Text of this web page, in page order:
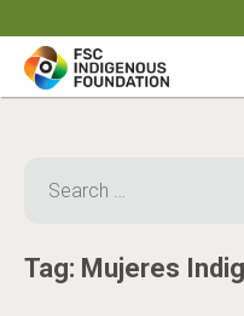
to
content
for:
Tag: Mujeres